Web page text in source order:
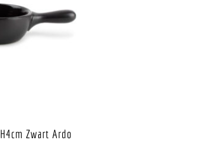
Zwart Ardo